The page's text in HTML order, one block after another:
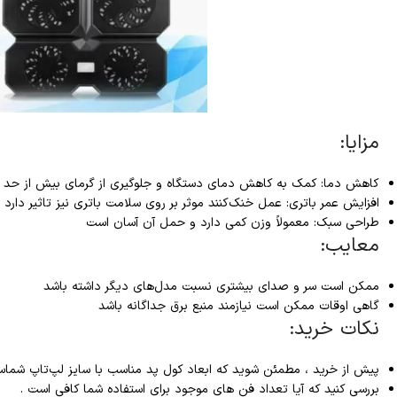
مزایا:
کاهش دما: کمک به کاهش دمای دستگاه و جلوگیری از گرمای بیش از حد
افزایش عمر باتری: عمل خنک‌کنند موثر بر روی سلامت باتری نیز تاثیر دارد
طراحی سبک: معمولاً وزن کمی دارد و حمل آن آسان است
معایب:
ممکن است سر و صدای بیشتری نسبت مدل‌های دیگر داشته باشد
گاهی اوقات ممکن است نیازمند منبع برق جداگانه باشد
نکات خرید:
پیش از خرید ، مطمئن شوید که ابعاد کول پد مناسب با سایز لپ‌تاپ
بررسی کنید که آیا تعداد فن های موجود برای استفاده شما کافی است .